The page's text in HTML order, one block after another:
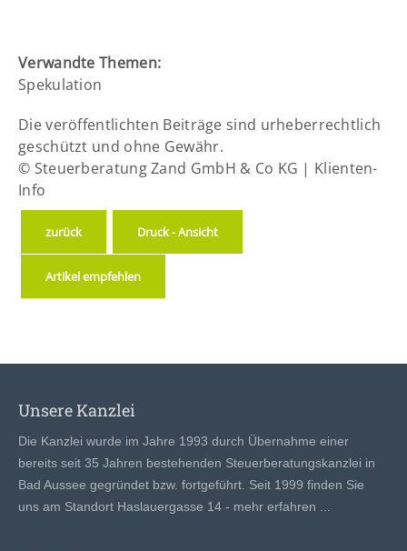
Verwandte Themen:
Spekulation
Die veröffentlichten Beiträge sind urheberrechtlich
geschützt und ohne Gewähr.
© Steuerberatung Zand GmbH & Co KG | Klienten-
Info
zurück Druck - Ansicht
Artikel empfehlen
Unsere Kanzlei
Die Kanzlei wurde im Jahre 1993 durch Übernahme einer
bereits seit 35 Jahren bestehenden Steuerberatungskanzlei in
Bad Aussee gegründet bzw. fortgeführt. Seit 1999 finden Sie
uns am Standort Haslauergasse 14 - mehr erfahren ...